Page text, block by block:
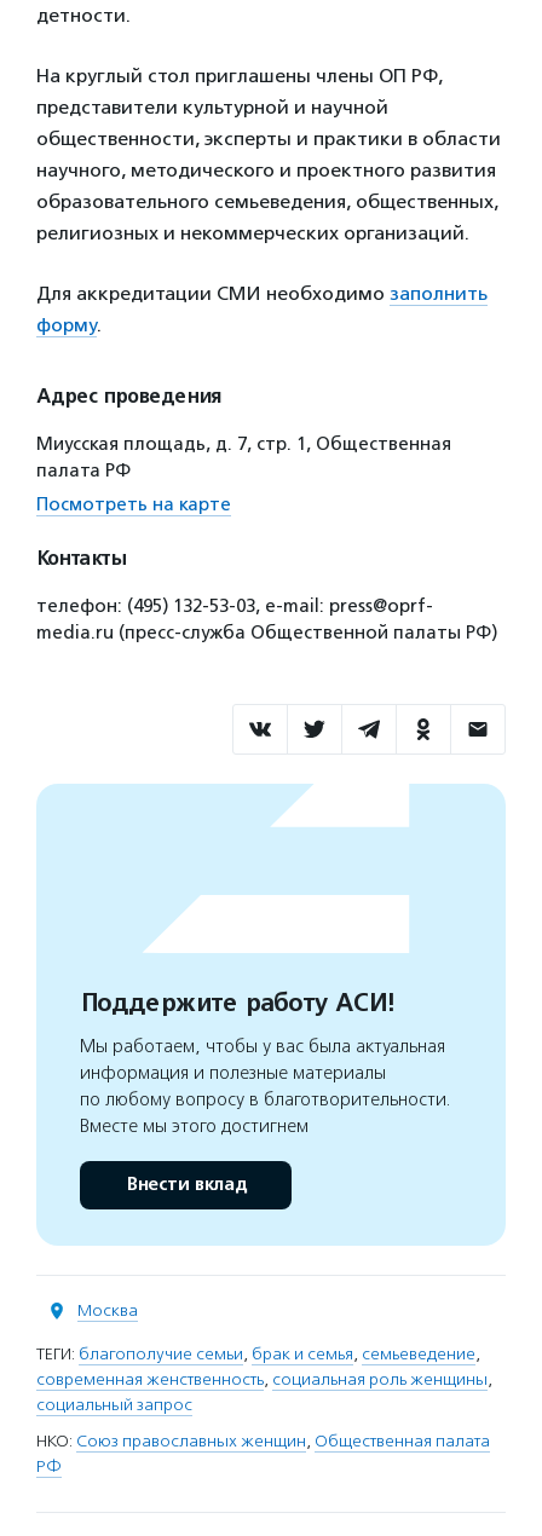
детности.
На круглый стол приглашены члены ОП РФ,
представители культурной и научной
общественности, эксперты и практики в области
научного, методического и проектного развития
образовательного семьеведения, общественных,
религиозных и некоммерческих организаций.
Для аккредитации СМИ необходимо заполнить
форму.
Адрес проведения
Миусская площадь, д. 7, стр. 1, Общественная
палата РФ
Посмотреть на карте
Контакты
телефон: (495) 132-53-03, e-mail: press@oprf-
media.ru (пресс-служба Общественной палаты РФ)
Поддержите работу АСИ!
Мы работаем, чтобы у вас была актуальная
информация и полезные материалы
по любому вопросу в благотворительности.
Вместе мы этого достигнем
Внести вклад
Москва
ТЕГИ: благополучие семьи, брак и семья, семьеведение,
современная женственность, социальная роль женщины,
социальный запрос
НКО: Союз православных женщин, Общественная палата
РФ